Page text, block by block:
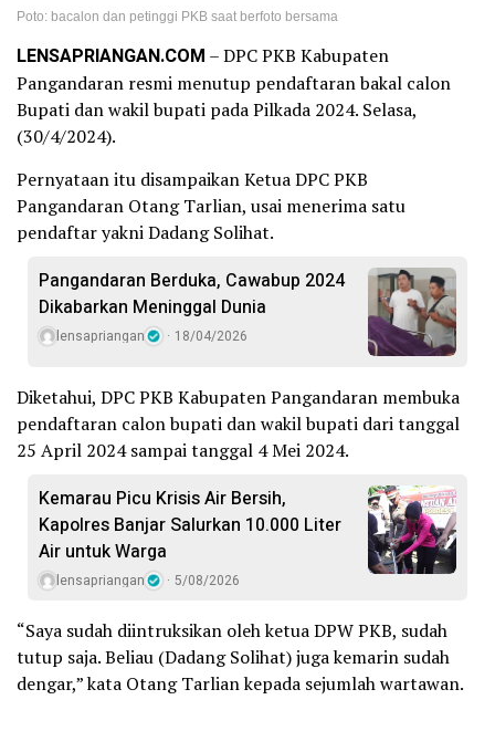
Poto: bacalon dan petinggi PKB saat berfoto bersama
LENSAPRIANGAN.COM – DPC PKB Kabupaten
Pangandaran resmi menutup pendaftaran bakal calon
Bupati dan wakil bupati pada Pilkada 2024. Selasa,
(30/4/2024).
Pernyataan itu disampaikan Ketua DPC PKB
Pangandaran Otang Tarlian, usai menerima satu
pendaftar yakni Dadang Solihat.
Pangandaran Berduka, Cawabup 2024
Dikabarkan Meninggal Dunia
lensapriangan 18/04/2026
Diketahui, DPC PKB Kabupaten Pangandaran membuka
pendaftaran calon bupati dan wakil bupati dari tanggal
25 April 2024 sampai tanggal 4 Mei 2024.
Kemarau Picu Krisis Air Bersih,
Kapolres Banjar Salurkan 10.000 Liter
Air untuk Warga
lensapriangan 5/08/2026
“Saya sudah diintruksikan oleh ketua DPW PKB, sudah
tutup saja. Beliau (Dadang Solihat) juga kemarin sudah
dengar,” kata Otang Tarlian kepada sejumlah wartawan.